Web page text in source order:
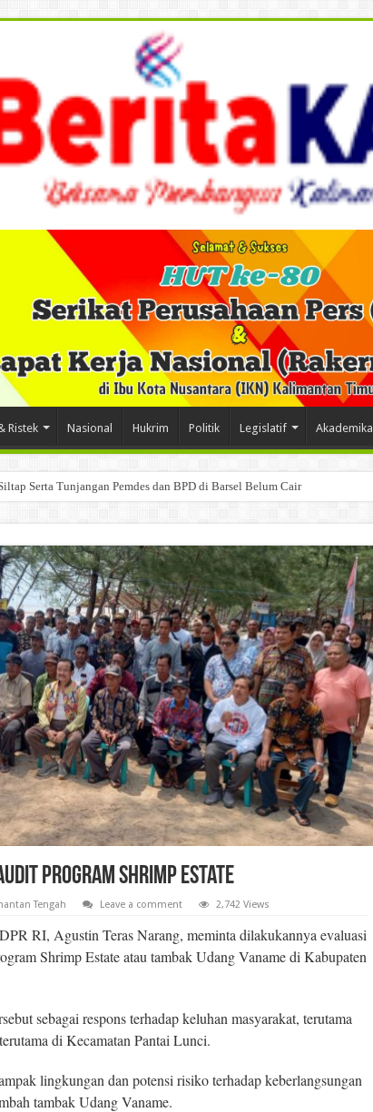
Ristek Nasional Hukrim Politik Legislatif Akademika
Serta Tunjangan Pemdes dan BPD di Barsel Belum Cair
Program Shrimp Estate
Tengah Leave a comment 2,742 Views
RI, Agustin Teras Narang, meminta dilakukannya evaluasi
Shrimp Estate atau tambak Udang Vaname di Kabupaten
sebagai respons terhadap keluhan masyarakat, terutama
di Kecamatan Pantai Lunci.
lingkungan dan potensi risiko terhadap keberlangsungan
tambak Udang Vaname.